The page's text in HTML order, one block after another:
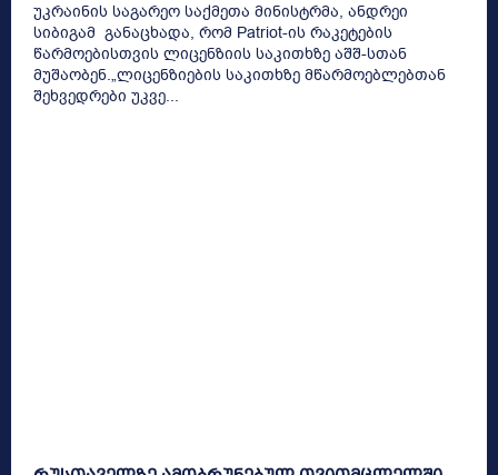
უკრაინის საგარეო საქმეთა მინისტრმა, ანდრეი
სიბიგამ განაცხადა, რომ Patriot-ის რაკეტების
წარმოებისთვის ლიცენზიის საკითხზე აშშ-სთან
მუშაობენ.„ლიცენზიების საკითხზე მწარმოებლებთან
შეხვედრები უკვე...